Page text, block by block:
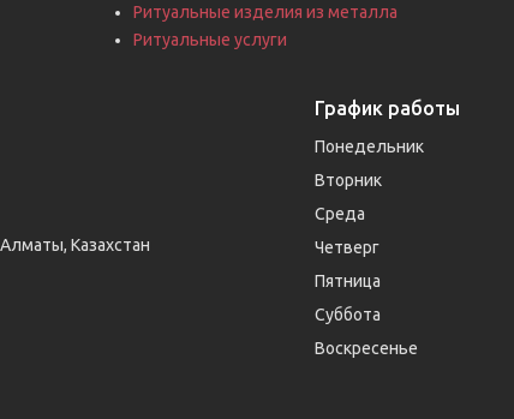
Ритуальные изделия из металла
Ритуальные услуги
Казахстан
График работы
Понедельник
Вторник
Среда
Четверг
Пятница
Суббота
Воскресенье